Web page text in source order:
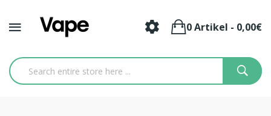
0 Artikel - 0,00€